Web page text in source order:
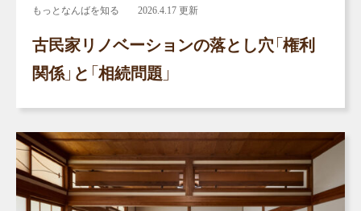
もっとなんばを知る 2026.4.17 更新
古民家リノベーションの落とし穴「権利
関係」と「相続問題」